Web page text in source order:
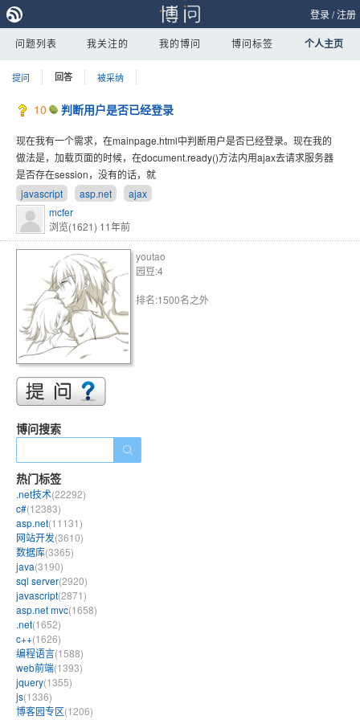
登录/注册
问题列表 我关注的 我的博问 博问标签 个人主页
提问 回答 被采纳
10 判断用户是否已经登录
现在我有一个需求，在mainpage.html中判断用户是否已经登录。现在我的
做法是，加载页面的时候，在document.ready()方法内用ajax去请求服务器
是否存在session，没有的话，就
javascript
asp.net
ajax
mcfer
浏览(1621) 11年前
youtao
园豆:4
排名:1500名之外
博问搜索
热门标签
.net技术(22292)
c#(12383)
asp.net(11131)
网站开发(3610)
数据库(3365)
java(3190)
sql server(2920)
javascript(2871)
asp.net mvc(1658)
.net(1652)
c++(1626)
编程语言(1588)
web前端(1393)
jquery(1355)
js(1336)
博客园专区(1206)